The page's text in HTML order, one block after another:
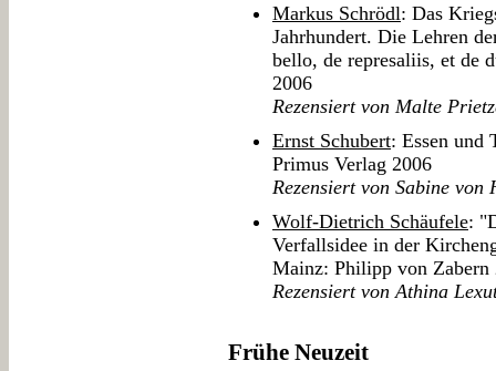
Markus Schrödl: Das
Jahrhundert. Die Lehren
bello, de represaliis, et de
2006
Rezensiert von Malte
Ernst Schubert: Essen und
Primus Verlag 2006
Rezensiert von Sabine von
Wolf-Dietrich Schäufele:
Verfallsidee in der
Mainz: Philipp von Zabern
Rezensiert von Athina
Frühe Neuzeit